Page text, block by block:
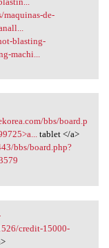
maquinas-de-
blasting-
machi...
bbs/board.p
tablet </a>
bbs/board.php?
credit-15000-